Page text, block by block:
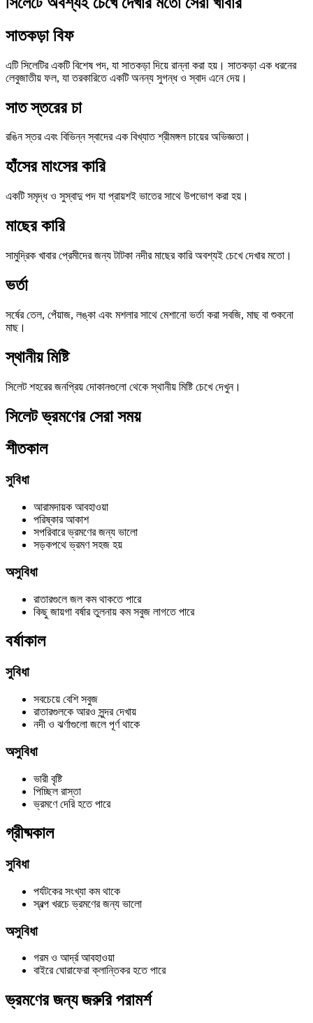
সাতকড়া বিফ
এটি সিলেটির একটি বিশেষ পদ, যা সাতকড়া দিয়ে রান্না করা হয়। সাতকড়া এক ধরনের
লেবুজাতীয় ফল, যা তরকারিতে একটি অনন্য সুগন্ধ ও স্বাদ এনে দেয়।
সাত স্তরের চা
রঙিন স্তর এবং বিভিন্ন স্বাদের এক বিখ্যাত শ্রীমঙ্গল চায়ের অভিজ্ঞতা।
হাঁসের মাংসের কারি
একটি সমৃদ্ধ ও সুস্বাদু পদ যা প্রায়শই ভাতের সাথে উপভোগ করা হয়।
মাছের কারি
সামুদ্রিক খাবার প্রেমীদের জন্য টাটকা নদীর মাছের কারি অবশ্যই চেখে দেখার মতো।
ভর্তা
সর্ষের তেল, পেঁয়াজ, লঙ্কা এবং মশলার সাথে মেশানো ভর্তা করা সবজি, মাছ বা শুকনো
মাছ।
স্থানীয় মিষ্টি
সিলেট শহরের জনপ্রিয় দোকানগুলো থেকে স্থানীয় মিষ্টি চেখে দেখুন।
সিলেট ভ্রমণের সেরা সময়
শীতকাল
সুবিধা
আরামদায়ক আবহাওয়া
পরিষ্কার আকাশ
সপরিবারে ভ্রমণের জন্য ভালো
সড়কপথে ভ্রমণ সহজ হয়
অসুবিধা
রাতারগুলে জল কম থাকতে পারে
কিছু জায়গা বর্ষার তুলনায় কম সবুজ লাগতে পারে
বর্ষাকাল
সুবিধা
সবচেয়ে বেশি সবুজ
রাতারগুলকে আরও সুন্দর দেখায়
নদী ও ঝর্ণাগুলো জলে পূর্ণ থাকে
অসুবিধা
ভারী বৃষ্টি
পিচ্ছিল রাস্তা
ভ্রমণে দেরি হতে পারে
গ্রীষ্মকাল
সুবিধা
পর্যটকের সংখ্যা কম থাকে
স্বল্প খরচে ভ্রমণের জন্য ভালো
অসুবিধা
গরম ও আর্দ্র আবহাওয়া
বাইরে ঘোরাফেরা ক্লান্তিকর হতে পারে
ভ্রমণের জন্য জরুরি পরামর্শ